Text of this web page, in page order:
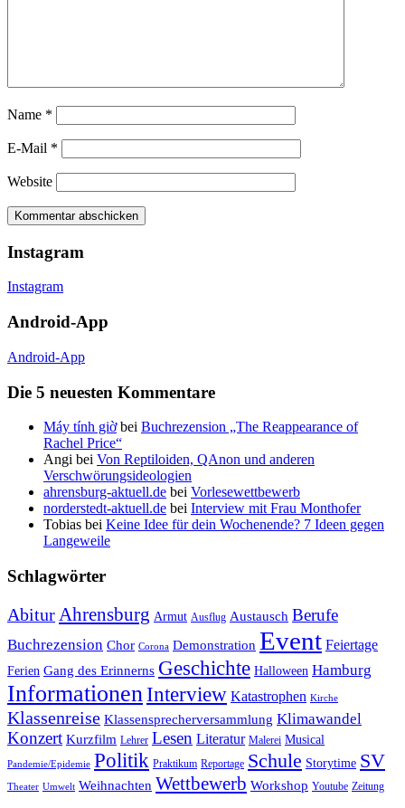
Name *
E-Mail *
Website
Instagram
Instagram
Android-App
Android-App
Die 5 neuesten Kommentare
Máy tính giờbei Buchrezension „The Reappearance of
Rachel Price“
Angi bei Von Reptiloiden, QAnon und anderen
Verschwörungsideologien
ahrensburg-aktuell.de bei Vorlesewettbewerb
norderstedt-aktuell.de bei Interview mit Frau Monthofer
Tobias bei Keine Idee für dein Wochenende? 7 Ideen gegen
Langeweile
Schlagwörter
Abitur Ahrensburg Armut Ausflug Austausch Berufe
Buchrezension Chor Corona Demonstration Event Feiertage
Ferien Gang des Erinnerns Geschichte Halloween Hamburg
Informationen Interview Katastrophen Kirche
Klassenreise Klassensprecherversammlung Klimawandel
Konzert Kurzfilm Lehrer Lesen Literatur Malerei Musical
Pandemie/Epidemie Politik Praktikum Reportage Schule Storytime SV
Theater Umwelt Weihnachten Wettbewerb Workshop Youtube Zeitung